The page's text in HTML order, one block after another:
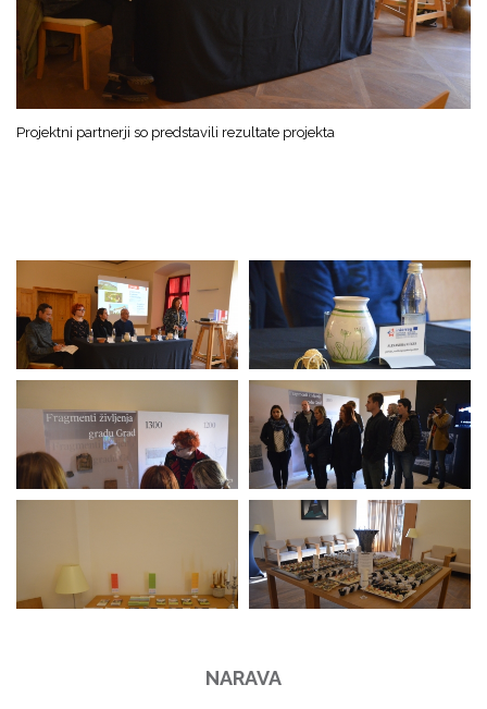
Projektni partnerji so predstavili rezultate projekta
NARAVA